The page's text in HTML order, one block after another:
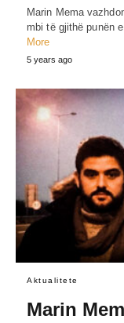
Marin Mema
mbi të gjithë punën
More
5 years ago
Aktualitete
Marin